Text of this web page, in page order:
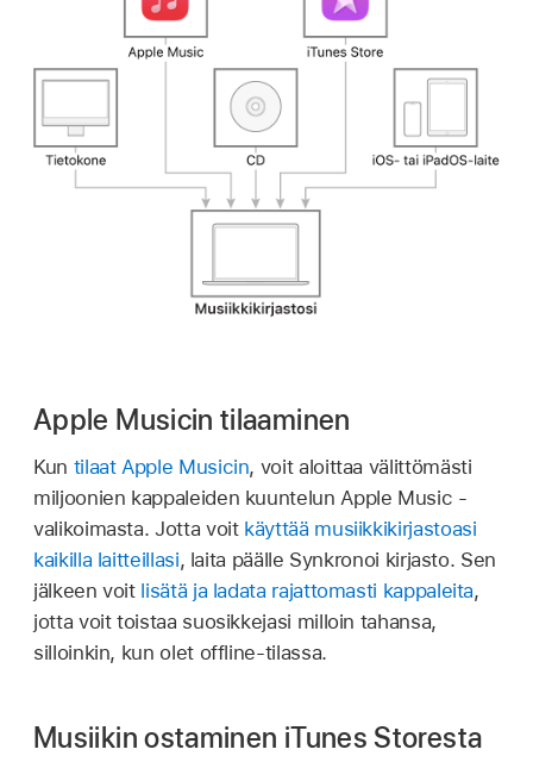
Apple Musicin tilaaminen
Kun tilaat Apple Musicin, voit aloittaa välittömästi
miljoonien kappaleiden kuuntelun Apple Music -
valikoimasta. Jotta voit käyttää musiikkikirjastoasi
kaikilla laitteillasi, laita päälle Synkronoi kirjasto. Sen
jälkeen voit lisätä ja ladata rajattomasti kappaleita,
jotta voit toistaa suosikkejasi milloin tahansa,
silloinkin, kun olet offline-tilassa.
Musiikin ostaminen iTunes Storesta